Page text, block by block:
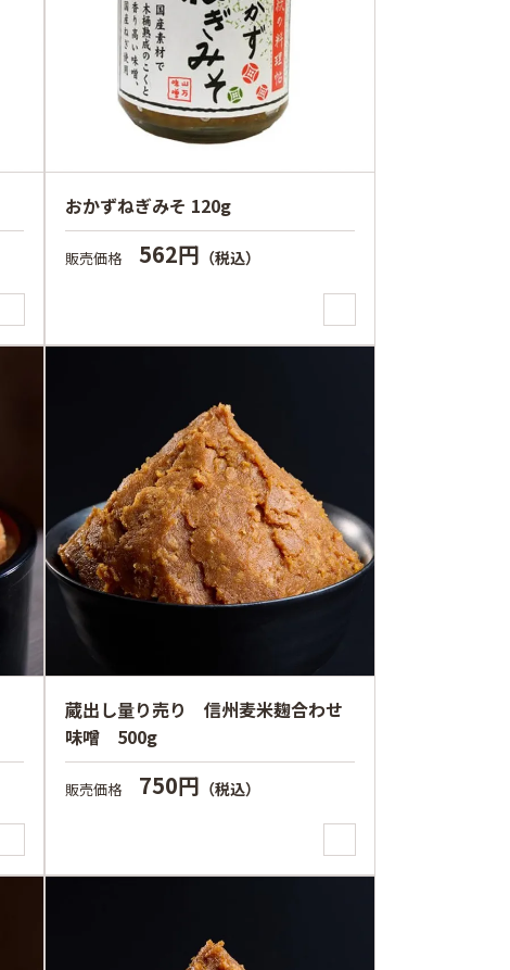
おかずねぎみそ 120g
販売価格 562円 （税込）
蔵出し量り売り 信州麦米麹合わせ
味噌 500g
販売価格 750円 （税込）